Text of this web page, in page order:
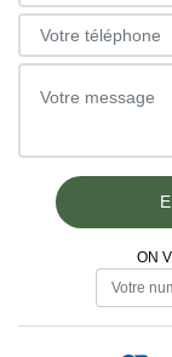
ON